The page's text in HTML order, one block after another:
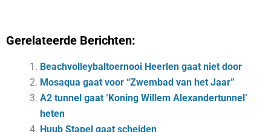
Gerelateerde Berichten:
Beachvolleybaltoernooi Heerlen gaat niet door
Mosaqua gaat voor “Zwembad van het Jaar”
A2 tunnel gaat ‘Koning Willem Alexandertunnel’
heten
Huub Stapel gaat scheiden